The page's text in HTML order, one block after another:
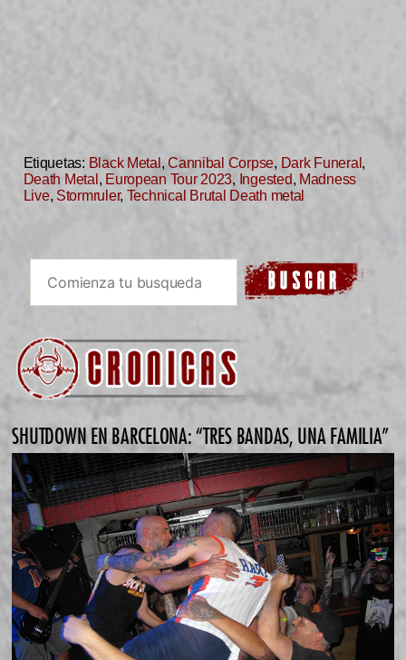
Etiquetas: Black Metal ,Cannibal Corpse, Dark Funeral ,
Death Metal , European Tour 2023, Ingested, Madness
Live, Stormruler, Technical Brutal Death metal
SHUTDOWN EN BARCELONA: “TRES BANDAS, UNA FAMILIA”